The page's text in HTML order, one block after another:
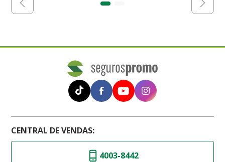
CENTRAL DE VENDAS:
4003-8442